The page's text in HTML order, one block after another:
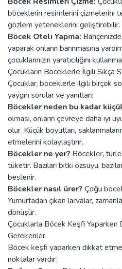
böceklerin resimlerini çizmelerini
gözlem yeteneklerini geliştirebilir.
Böcek Oteli Yapma:
yaparak onların barınmasına
çocuklarınızın yaratıcılığını
Çocukların Böceklerle İlgili Sıkça
Çocuklar, böceklerle ilgili birçok
yaygın sorular ve yanıtları:
Böcekler neden bu kadar
olması, onların çevreye daha iyi
olur. Küçük boyutları,
etmelerini kolaylaştırır.
Böcekler ne yer? Böcekler,
tüketir. Bazıları bitki özsuyu,
beslenir.
Böcekler nasıl ürer? Çoğu
Yumurtadan çıkan larvalar,
dönüşür.
Çocuklarla Böcek Keşfi Yaparken
Gerekenler
Böcek keşfi yaparken dikkat
noktalar vardır: